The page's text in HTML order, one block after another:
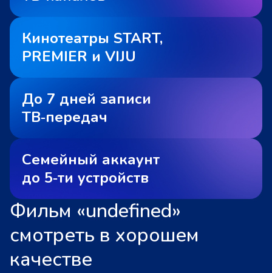
Кинотеатры START,
PREMIER и VIJU
До 7 дней записи
ТВ‑передач
Семейный аккаунт
до 5‑ти устройств
Фильм «undefined»
смотреть в хорошем
качестве